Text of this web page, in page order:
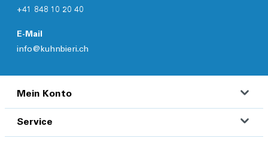
+41 848 10 20 40
E-Mail
info@kuhnbieri.ch
Mein Konto
Service